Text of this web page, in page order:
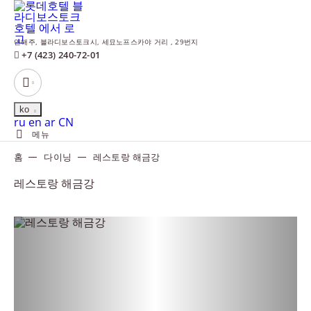
연해주, 블라디보스토크시, 세묘노프스카야 거리 , 29번지
+7 (423) 240-72-01
ko
Русский
ruEnglish
en العربية
ar 中文
CN
메뉴
홈 다이닝 레스토랑 해금강
레스토랑 해금강